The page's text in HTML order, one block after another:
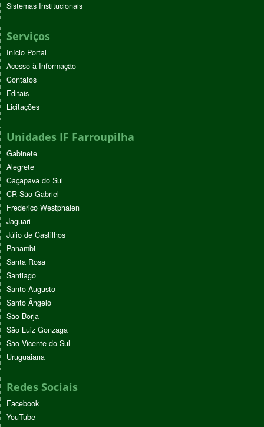
Sistemas Institucionais
Serviços
Início Portal
Acesso à Informação
Contatos
Editais
Licitações
Unidades IF Farroupilha
Gabinete
Alegrete
Caçapava do Sul
CR São Gabriel
Frederico Westphalen
Jaguari
Júlio de Castilhos
Panambi
Santa Rosa
Santiago
Santo Augusto
Santo Ângelo
São Borja
São Luiz Gonzaga
São Vicente do Sul
Uruguaiana
Redes Sociais
Facebook
YouTube